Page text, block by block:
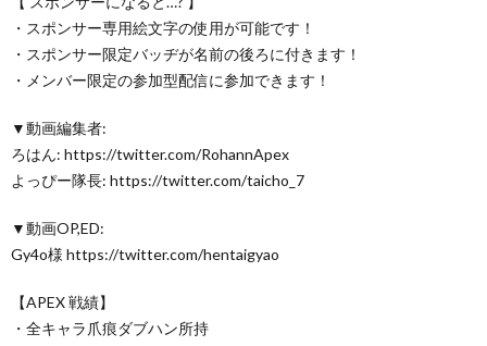
・スポンサー専用絵文字の使用が可能です！
・スポンサー限定バッヂが名前の後ろに付きます！
・メンバー限定の参加型配信に参加できます！
▼動画編集者:
ろはん: https://twitter.com/RohannApex
よっぴー隊長: https://twitter.com/taicho_7
▼動画OP,ED:
Gy4o様 https://twitter.com/hentaigyao
【APEX 戦績】
・全キャラ爪痕ダブハン所持